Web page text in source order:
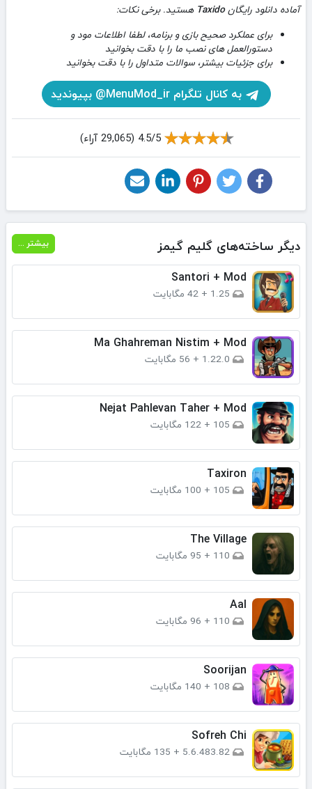
آماده دانلود رایگانTaxido هستید. برخی نکات:
برای عملکرد صحیح بازی و برنامه، لطفا اطلاعات مود و
دستورالعمل های نصب ما را با دقت بخوانید
برای جزئیات بیشتر، سوالات متداول را با دقت بخوانید
به کانال تلگرام MenuMod_ir@ بپیوندید
4.5/5 (29,065 آراء)
دیگر ساخته‌های گلیم گیمز بیشتر ...
Santori + Mod
1.25
+ 42 مگابایت
Ma Ghahreman Nistim + Mod
1.22.0
+ 56 مگابایت
Nejat Pahlevan Taher + Mod
105
+ 122 مگابایت
Taxiron
105
+ 100 مگابایت
The Village
110
+ 95 مگابایت
Aal
110
+ 96 مگابایت
Soorijan
108
+ 140 مگابایت
Sofreh Chi
5.6.483.82
+ 135 مگابایت